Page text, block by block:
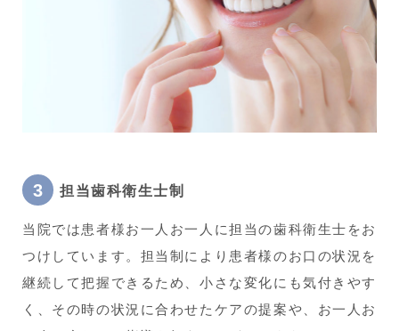
担当歯科衛生士制
当院では患者様お一人お一人に担当の歯科衛生士をお
つけしています。担当制により患者様のお口の状況を
継続して把握できるため、小さな変化にも気付きやす
く、その時の状況に合わせたケアの提案や、お一人お